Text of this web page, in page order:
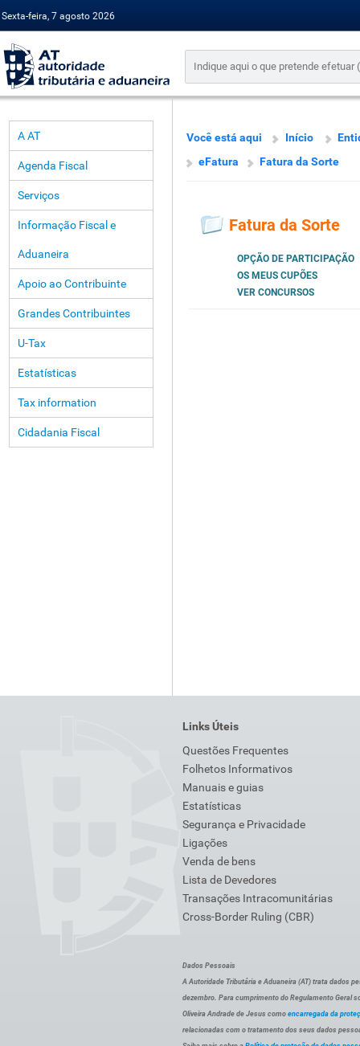
Sexta-feira, 7 agosto 2026
A AT
Agenda Fiscal
Serviços
Informação Fiscal e
Aduaneira
Apoio ao Contribuinte
Grandes Contribuintes
U-Tax
Estatísticas
Tax information
Cidadania Fiscal
Você está aqui Início
eFatura
Fatura da Sorte
Fatura da Sorte
OPÇÃO DE PARTICIPAÇÃO
OS MEUS CUPÕES
VER CONCURSOS
Links Úteis
Questões Frequentes
Folhetos Informativos
Manuais e guias
Estatísticas
Segurança e Privacidade
Ligações
Venda de bens
Lista de Devedores
Transações Intracomunitárias
Cross-Border Ruling (CBR)
Dados Pessoais
A Autoridade Tributária e Aduaneira (AT) trata dados
dezembro. Para cumprimento do Regulamento Geral
Oliveira Andrade de Jesus como encarregada da
relacionadas com o tratamento dos seus dados